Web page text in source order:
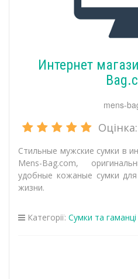
Интернет
mens-
Оцінка:
Стильные мужские сумки в
Mens-Bag.com,
удобные кожаные сумки
жизни.
Категорії: Сумки та гаманці